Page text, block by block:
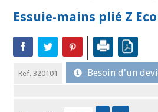
Essuie-mains plié Z
Ref. 320101 Besoin d'un